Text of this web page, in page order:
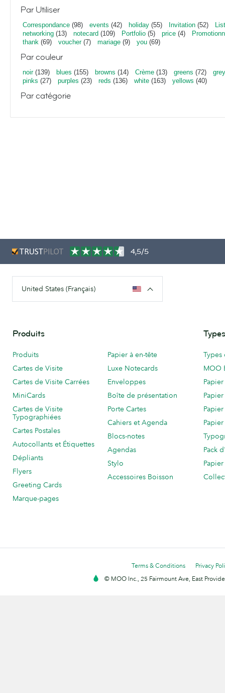
Par Utiliser
Correspondance (98) events (42) holiday (55) Invitation (52)
networking (13) notecard (109) Portfolio (5) price (4)
thank (69) voucher(7) mariage (9) you (69)
Par couleur
noir(139) blues (155) browns (14) Crème (13) greens (72)
pinks (27) purples (23) reds (136) white (163) yellows (40)
Par catégorie
4,5/5
United States (Français)
Produits
Produits
Cartes de Visite
Cartes de Visite Carrées
MiniCards
Cartes de Visite
Typographiées
Cartes Postales
Autocollants et Étiquettes
Dépliants
Flyers
Greeting Cards
Marque-pages
Papier à en-tête
Luxe Notecards
Enveloppes
Boîte de présentation
Porte Cartes
Cahiers et Agenda
Blocs-notes
Agendas
Stylo
Accessoires Boisson
MOO
Pack
Terms & Conditions
Privacy
© MOO Inc., 25 Fairmount Ave, East